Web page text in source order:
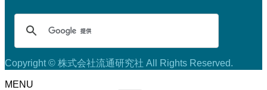
Copyright © 株式会社流通研究社 All Rights Reserved.
MENU